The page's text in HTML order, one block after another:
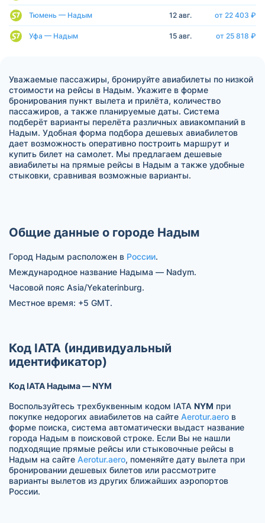
Тюмень — Надым 12 авг. от 22 403 ₽
Уфа — Надым 15 авг. от 25 818 ₽
Уважаемые пассажиры, бронируйте авиабилеты по низкой
стоимости на рейсы в Надым. Укажите в форме
бронирования пункт вылета и прилёта, количество
пассажиров, а также планируемые даты. Система
подберёт варианты перелёта различных авиакомпаний в
Надым. Удобная форма подбора дешевых авиабилетов
дает возможность оперативно построить маршрут и
купить билет на самолет. Мы предлагаем дешевые
авиабилеты на прямые рейсы в Надым а также удобные
стыковки, сравнивая возможные варианты.
Общие данные о городе Надым
Город Надым расположен в России.
Международное название Надыма — Nadym.
Часовой пояс Asia/Yekaterinburg.
Местное время: +5 GMT.
Код IATA (индивидуальный
идентификатор)
Код IATA Надыма — NYM
Воспользуйтесь трехбуквенным кодом IATA NYM при
покупке недорогих авиабилетов на сайте Aerotur.aero в
форме поиска, система автоматически выдаст название
города Надым в поисковой строке. Если Вы не нашли
подходящие прямые рейсы или стыковочные рейсы в
Надым на сайте Aerotur.aero, поменяйте дату вылета при
бронировании дешевых билетов или рассмотрите
варианты вылетов из других ближайших аэропортов
России.